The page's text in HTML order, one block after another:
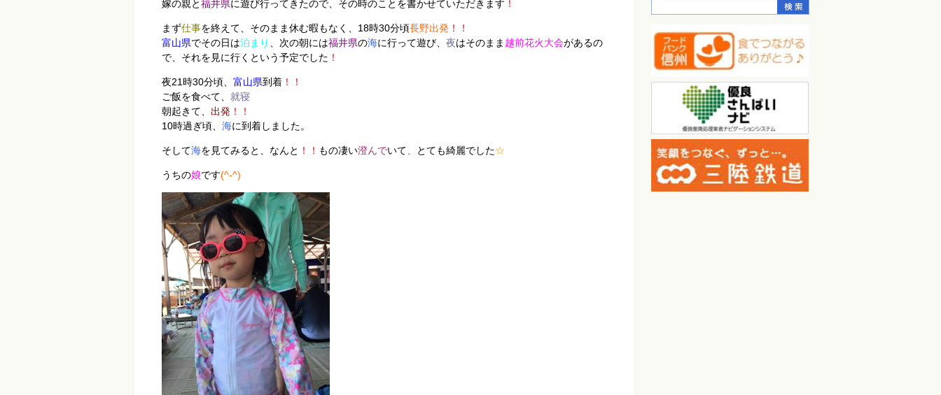
嫁の親と福井県に遊び行ってきたので、その時のことを書かせていただきます ！
まず仕事を終えて、そのまま休む暇もなく、18時30分頃長野出発 ！！
富山県でその日は泊まり 、次の朝には福井県の海に行って遊び、 夜はそのまま 越前花火大会があるの
で、それを見に行くという予定でした ！
夜21時30分頃、 富山県到着！！
ご飯を食べて、 就寝
朝起きて、 出発 ！！
10時過ぎ頃、 海に到着しました。
そして海を見てみると、なんと ！！ もの凄い澄んでいて とても綺麗でした☆
うちの娘です(^-^)